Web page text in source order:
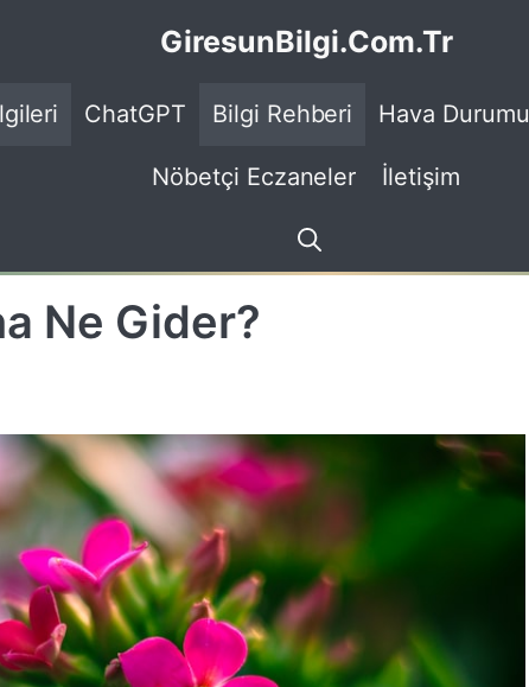
GiresunBilgi.Com.Tr
ChatGPT Bilgi Rehberi Hava Durumu
Nöbetçi Eczaneler İletişim
Ne Gider?